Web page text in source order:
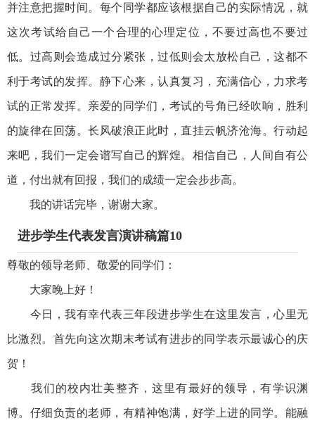
并注意把握时间。每个同学都应该根据自己的实际情况，就
这次考试给自己一个合理的心理定位，不要过高也不要过
低。过高则会造成过分紧张，过低则会太放松自己，这都不
利于考试的发挥。静下心来，认真复习，充满信心，力求考
试的正常发挥。亲爱的同学们，考试的号角已经吹响，胜利
的旋律在回荡。长风破浪正此时，直挂云帆济沧海。行动起
来吧，我们一定会谱写自己的辉煌。相信自己，人间自有公
道，付出就有回报，我们的成绩一定会步步高。
我的讲话完毕，谢谢大家。
进步学生代表发言演讲稿篇10
尊敬的领导老师、敬爱的同学们：
大家晚上好！
今日，我有幸代表三年段进步学生在这里发言，心里无
比激烈。首先向这次期末考试有进步的同学表示最诚心的庆
贺！
我们的校内壮美整齐，这里有最好的领导，有学识渊
博。仔细负责的老师，有精神饱满，好学上进的同学。能融